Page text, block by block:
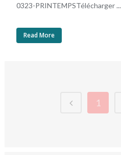
0323-PRINTEMPSTélécharger ...
Read More
1